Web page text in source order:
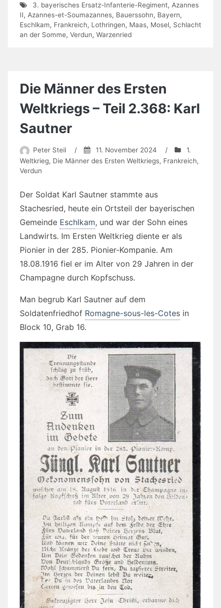
3. bayerisches Ersatz-Infanterie-Regiment, Azannes
II, Azannes-et-Soumazannes, Bauerssohn, Bayern,
Eschlkam, Frankreich, Lothringen, Maas, Mosel, Schlacht
an der Somme, Verdun, Warzenried
Die Männer des Ersten
Weltkriegs – Teil 2.368: Karl
Sautner
Peter Steil / 11. November 2024 /
1.
Weltkrieg, Die Männer des Ersten Weltkriegs, Frankreich,
Verdun
Der Soldat Karl Sautner stammte aus
Stachesried, heute ein Ortsteil der bayerischen
Gemeinde Eschlkam, und war der Sohn eines
Landwirts. Im Ersten Weltkrieg diente er als
Pionier in der 285. Pionier-Kompanie. Am
18.08.1916 fiel er im Alter von 29 Jahren in der
Champagne durch Kopfschuss.
Man begrub Karl Sautner auf dem
Soldatenfriedhof Romagne-sous-les-Cotes in
Block 10, Grab 16.